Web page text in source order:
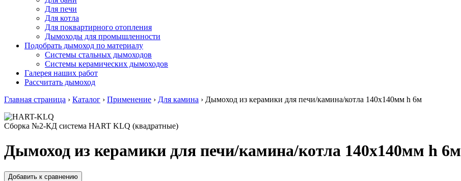
Для печи
Для котла
Для поквартирного отопления
Дымоходы для промышленности
Подобрать дымоход по материалу
Системы стальных дымоходов
Системы керамических дымоходов
Галерея наших работ
Рассчитать дымоход
Главная страница › Каталог › Применение › Для камина › Дымоход из керамики для печи/камина/котла 140х140мм h 6м
Сборка №2-КД система HART KLQ (квадратные)
Дымоход из керамики для печи/камина/котла 140х140мм h 6м
Добавить к сравнению